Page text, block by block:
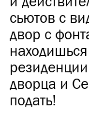
сьютов с
двор с
дворца и
подать!